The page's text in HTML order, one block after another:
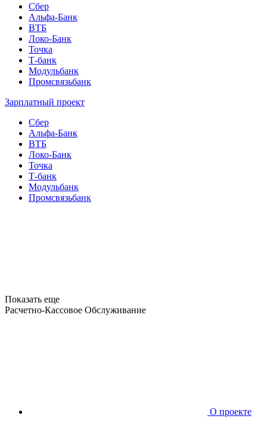
Сбер
Альфа-Банк
ВТБ
Локо-Банк
Точка
Т-банк
Модульбанк
Промсвязьбанк
Зарплатный проект
Сбер
Альфа-Банк
ВТБ
Локо-Банк
Точка
Т-банк
Модульбанк
Промсвязьбанк
Показать еще
Расчетно-Кассовое Обслуживание
О проекте